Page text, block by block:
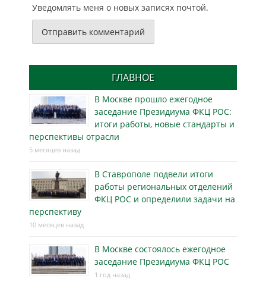
Уведомлять меня о новых записях почтой.
ГЛАВНОЕ
В Москве прошло ежегодное
заседание Президиума ФКЦ РОС:
итоги работы, новые стандарты и
перспективы отрасли
5 месяцев назад
В Ставрополе подвели итоги
работы региональных отделений
ФКЦ РОС и определили задачи на
перспективу
10 месяцев назад
В Москве состоялось ежегодное
заседание Президиума ФКЦ РОС
1 год назад